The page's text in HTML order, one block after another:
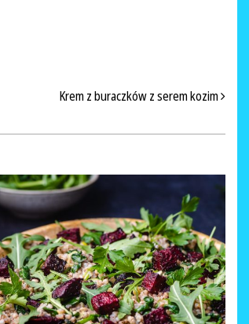
Krem z buraczków z serem kozim